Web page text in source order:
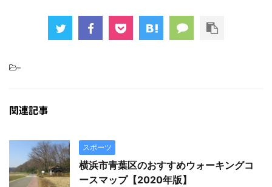
-
関連記事
スポーツ
横浜市青葉区のおすすめウォーキングコ
ースマップ【2020年版】